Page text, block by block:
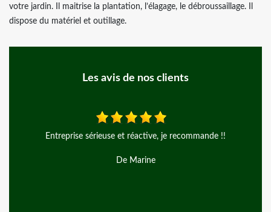
votre jardin. Il maitrise la plantation, l’élagage, le débroussaillage. Il
dispose du matériel et outillage.
Les avis de nos clients
je recommande !! Très bon travaille très professionnelle